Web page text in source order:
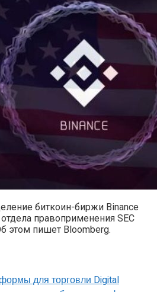
биткоин-биржи Binance
правоприменения SEC
этом пишет Bloomberg.